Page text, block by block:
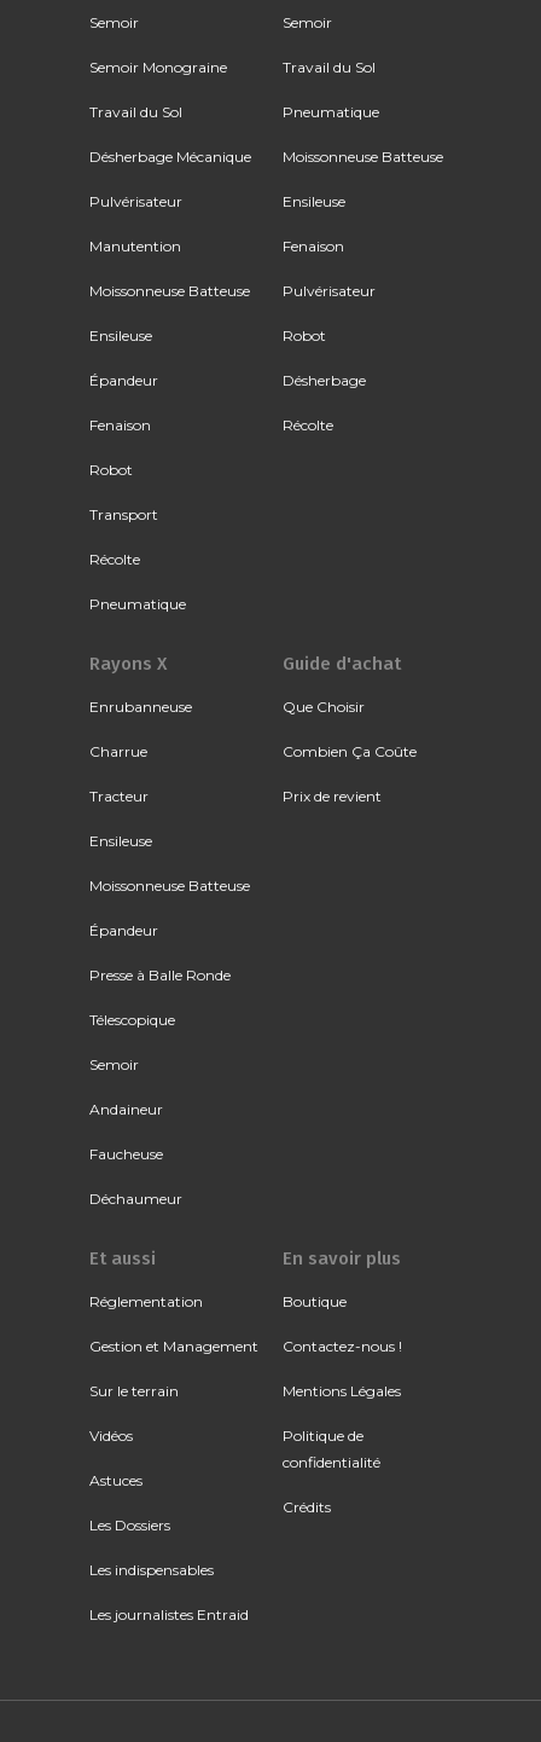
Semoir
Semoir Monograine
Travail du Sol
Désherbage Mécanique
Pulvérisateur
Manutention
Moissonneuse Batteuse
Ensileuse
Épandeur
Fenaison
Robot
Transport
Récolte
Pneumatique
Semoir
Travail du Sol
Pneumatique
Moissonneuse Batteuse
Ensileuse
Fenaison
Pulvérisateur
Robot
Désherbage
Récolte
Rayons X
Enrubanneuse
Charrue
Tracteur
Ensileuse
Moissonneuse Batteuse
Épandeur
Presse à Balle Ronde
Télescopique
Semoir
Andaineur
Faucheuse
Déchaumeur
Guide d'achat
Que Choisir
Combien Ça Coûte
Prix de revient
Et aussi
Réglementation
Gestion et Management
Sur le terrain
Vidéos
Astuces
Les Dossiers
Les indispensables
Les journalistes Entraid
En savoir plus
Boutique
Contactez-nous !
Mentions Légales
Politique de
confidentialité
Crédits